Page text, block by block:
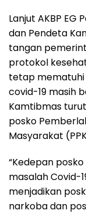
Lanjut AKBP EG
dan Pendeta
tangan
protokol
tetap
covid-19 masih
Kamtibmas
posko
Masyarakat
“Kedepan
masalah Covid-
menjadikan
narkoba dan